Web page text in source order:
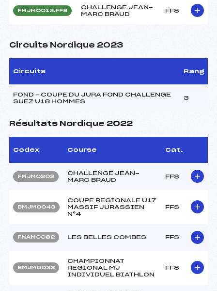
FMJM0012.FFS
CHALLENGE JEAN-
MARC BRAUD
FFS
Circuits Nordique 2023
Circuits Rang
FOND – COUPE DU JURA FOND CHALLENGE
SUEZ U18 HOMMES
3
Résultats Nordique 2022
Codex Course Cat.
FMJM0202
CHALLENGE JEAN-
MARC BRAUD
FFS
BMJM0043
COUPE REGIONALE U17
MASSIF JURASSIEN
N°4
FFS
FNAM0082 LES BELLES COMBES FFS
BMJM0033
CHAMPIONNAT
REGIONAL MJ
INDIVIDUEL BIATHLON
FFS